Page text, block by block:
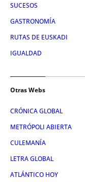
SUCESOS
GASTRONOMÍA
RUTAS DE EUSKADI
IGUALDAD
Otras Webs
CRÓNICA GLOBAL
METRÓPOLI ABIERTA
CULEMANÍA
LETRA GLOBAL
ATLÁNTICO HOY